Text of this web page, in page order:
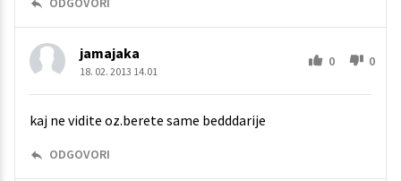
jamajaka
18. 02. 2013 14.01
0 0
kaj ne vidite oz.berete same bedddarije
ODGOVORI